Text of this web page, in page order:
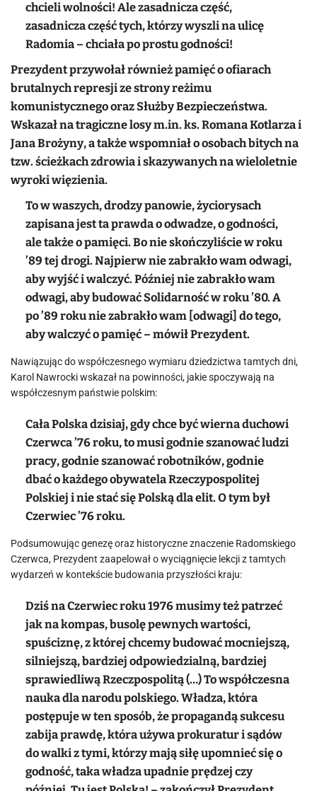
chcieli wolności! Ale zasadnicza część,
zasadnicza część tych, którzy wyszli na ulicę
Radomia – chciała po prostu godności!
Prezydent przywołał również pamięć o ofiarach
brutalnych represji ze strony reżimu
komunistycznego oraz Służby Bezpieczeństwa.
Wskazał na tragiczne losy m.in. ks. Romana Kotlarza i
Jana Brożyny, a także wspomniał o osobach bitych na
tzw. ścieżkach zdrowia i skazywanych na wieloletnie
wyroki więzienia.
To w waszych, drodzy panowie, życiorysach
zapisana jest ta prawda o odwadze, o godności,
ale także o pamięci. Bo nie skończyliście w roku
’89 tej drogi. Najpierw nie zabrakło wam odwagi,
aby wyjść i walczyć. Później nie zabrakło wam
odwagi, aby budować Solidarność w roku ’80. A
po ’89 roku nie zabrakło wam [odwagi] do tego,
aby walczyć o pamięć – mówił Prezydent.
Nawiązując do współczesnego wymiaru dziedzictwa tamtych dni,
Karol Nawrocki wskazał na powinności, jakie spoczywają na
współczesnym państwie polskim:
Cała Polska dzisiaj, gdy chce być wierna duchowi
Czerwca ’76 roku, to musi godnie szanować ludzi
pracy, godnie szanować robotników, godnie
dbać o każdego obywatela Rzeczypospolitej
Polskiej i nie stać się Polską dla elit. O tym był
Czerwiec ’76 roku.
Podsumowując genezę oraz historyczne znaczenie Radomskiego
Czerwca, Prezydent zaapelował o wyciągnięcie lekcji z tamtych
wydarzeń w kontekście budowania przyszłości kraju:
Dziś na Czerwiec roku 1976 musimy też patrzeć
jak na kompas, busolę pewnych wartości,
spuściznę, z której chcemy budować mocniejszą,
silniejszą, bardziej odpowiedzialną, bardziej
sprawiedliwą Rzeczpospolitą (…) To współczesna
nauka dla narodu polskiego. Władza, która
postępuje w ten sposób, że propagandą sukcesu
zabija prawdę, która używa prokuratur i sądów
do walki z tymi, którzy mają siłę upomnieć się o
godność, taka władza upadnie prędzej czy